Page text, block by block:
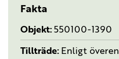
Fakta
Objekt 550100-1390
Tillträde Enligt